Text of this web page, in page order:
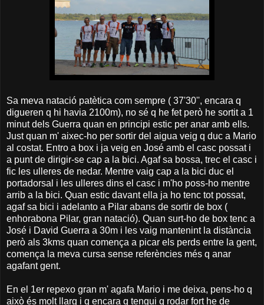
Sa meva natació patètica com sempre ( 37'30'', encara q
digueren q hi havia 2100m), no sé q he fet però he sortit a 1
minut dels Guerra quan en principi estic per anar amb ells.
Just quan m' aixec-ho per sortir del aigua veig q duc a Mario
al costat. Entro a box i ja veig en José amb el casc possat i
a punt de dirigir-se cap a la bici. Agaf sa bossa, trec el casc i
fic les ulleres de nedar. Mentre vaig cap a la bici duc el
portadorsal i les ulleres dins el casc i m'ho poss-ho mentre
arrib a la bici. Quan estic davant ella ja ho tenc tot possat,
agaf sa bici i adelanto a Pilar abans de sortir de box (
enhorabona Pilar, gran natació). Quan surt-ho de box tenc a
José i David Guerra a 30m i les vaig mantenint la distància
però als 3kms quan comença a picar els perds entre la gent,
comença la meva cursa sense referències més q anar
agafant gent.
En el 1er repexo gran m' agafa Mario i me deixa, pens-ho q
això és molt llarg i q encara q tengui q rodar fort he de